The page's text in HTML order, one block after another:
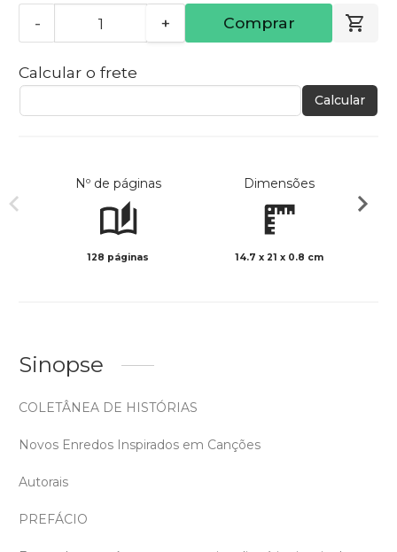
- + Comprar
Calcular o frete
Calcular
Nº de páginas
128 páginas
Dimensões
14.7 x 21 x 0.8 cm
Sinopse
COLETÂNEA DE HISTÓRIAS
Novos Enredos Inspirados em Canções
Autorais
PREFÁCIO